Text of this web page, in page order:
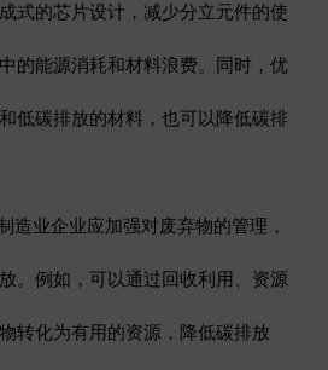
式的芯片设计，减少分立元件的使
的能源消耗和材料浪费。同时，优
低碳排放的材料，也可以降低碳排
造业企业应加强对废弃物的管理，
。例如，可以通过回收利用、资源
转化为有用的资源，降低碳排放